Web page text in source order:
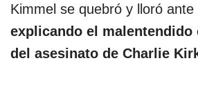
Kimmel se quebró y lloró ante
explicando el malentendido
del asesinato de Charlie